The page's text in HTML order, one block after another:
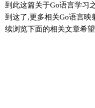
到此这篇关于Go语言学习
到这了,更多相关Go语言
续浏览下面的相关文章希